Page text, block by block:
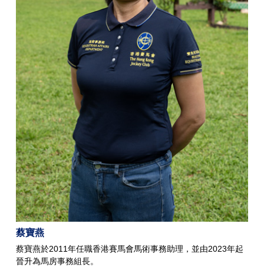
蔡寶燕
蔡寶燕於2011年任職香港賽馬會馬術事務助理，並由2023年起
晉升為馬房事務組長。